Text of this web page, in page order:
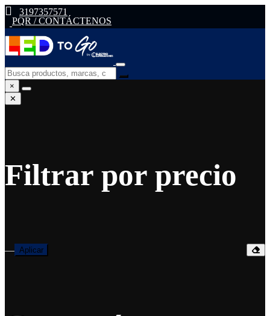
3197357571
PQR / CONTÁCTENOS
×
✕
Filtrar por precio
— Aplicar